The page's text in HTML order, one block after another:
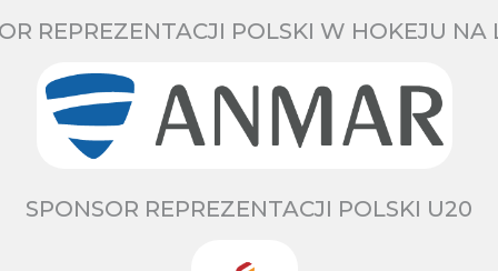
REPREZENTACJI POLSKI W HOKEJU NA
SPONSOR REPREZENTACJI POLSKI U20